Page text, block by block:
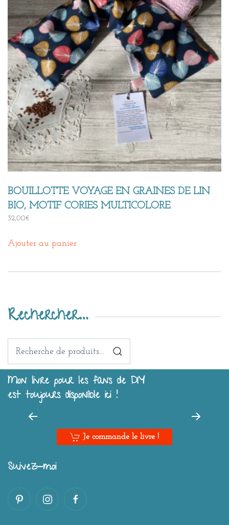
BOUILLOTTE VOYAGE EN GRAINES DE LIN
BIO, MOTIF CORIES MULTICOLORE
32,00€
Ajouter au panier
Rechercher…
Recherche
Mon livre pour les fans de DIY
est toujours disponible ici !
Je commande le livre !
Suivez-moi